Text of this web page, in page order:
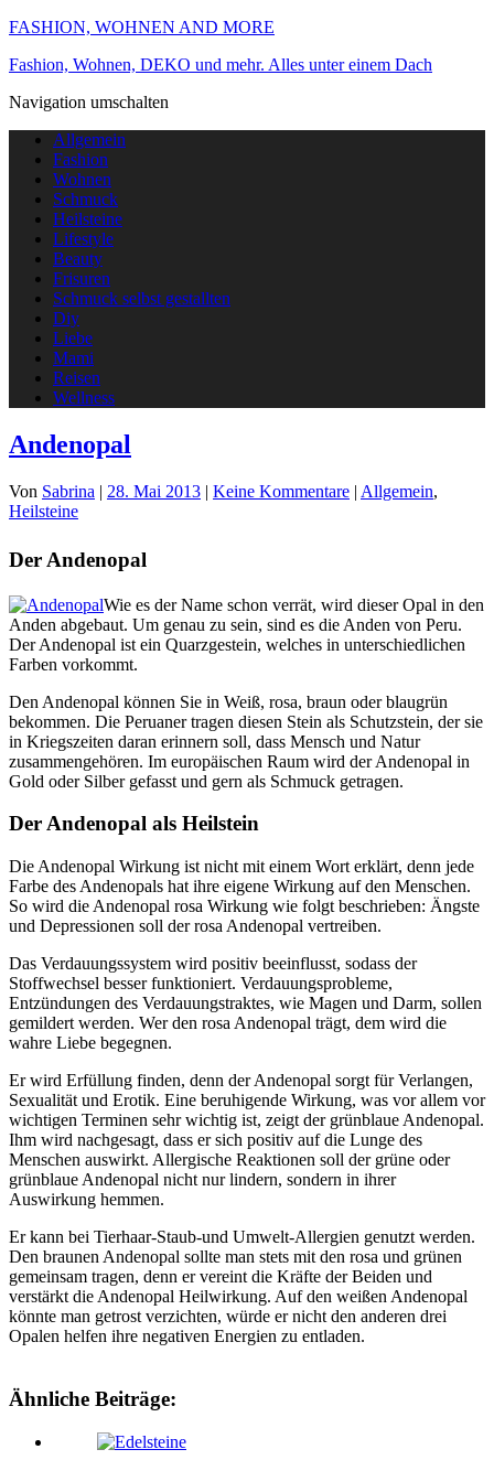
FASHION, WOHNEN AND MORE
Fashion, Wohnen, DEKO und mehr. Alles unter einem Dach
Navigation umschalten
Allgemein
Fashion
Wohnen
Schmuck
Heilsteine
Lifestyle
Beauty
Frisuren
Schmuck selbst gestallten
Diy
Liebe
Mami
Reisen
Wellness
Andenopal
Von Sabrina | 28. Mai 2013 | Keine Kommentare | Allgemein,
Heilsteine
Der Andenopal
Wie es der Name schon verrät, wird dieser Opal in den
Anden abgebaut. Um genau zu sein, sind es die Anden von Peru.
Der Andenopal ist ein Quarzgestein, welches in unterschiedlichen
Farben vorkommt.
Den Andenopal können Sie in Weiß, rosa, braun oder blaugrün
bekommen. Die Peruaner tragen diesen Stein als Schutzstein, der sie
in Kriegszeiten daran erinnern soll, dass Mensch und Natur
zusammengehören. Im europäischen Raum wird der Andenopal in
Gold oder Silber gefasst und gern als Schmuck getragen.
Der Andenopal als Heilstein
Die Andenopal Wirkung ist nicht mit einem Wort erklärt, denn jede
Farbe des Andenopals hat ihre eigene Wirkung auf den Menschen.
So wird die Andenopal rosa Wirkung wie folgt beschrieben: Ängste
und Depressionen soll der rosa Andenopal vertreiben.
Das Verdauungssystem wird positiv beeinflusst, sodass der
Stoffwechsel besser funktioniert. Verdauungsprobleme,
Entzündungen des Verdauungstraktes, wie Magen und Darm, sollen
gemildert werden. Wer den rosa Andenopal trägt, dem wird die
wahre Liebe begegnen.
Er wird Erfüllung finden, denn der Andenopal sorgt für Verlangen,
Sexualität und Erotik. Eine beruhigende Wirkung, was vor allem vor
wichtigen Terminen sehr wichtig ist, zeigt der grünblaue Andenopal.
Ihm wird nachgesagt, dass er sich positiv auf die Lunge des
Menschen auswirkt. Allergische Reaktionen soll der grüne oder
grünblaue Andenopal nicht nur lindern, sondern in ihrer
Auswirkung hemmen.
Er kann bei Tierhaar-Staub-und Umwelt-Allergien genutzt werden.
Den braunen Andenopal sollte man stets mit den rosa und grünen
gemeinsam tragen, denn er vereint die Kräfte der Beiden und
verstärkt die Andenopal Heilwirkung. Auf den weißen Andenopal
könnte man getrost verzichten, würde er nicht den anderen drei
Opalen helfen ihre negativen Energien zu entladen.
Ähnliche Beiträge: